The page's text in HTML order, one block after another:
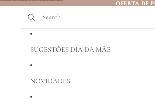
OFERTA DE
OFERTA DE
Search
SUGESTÕES DIA DA MÃE
NOVIDADES